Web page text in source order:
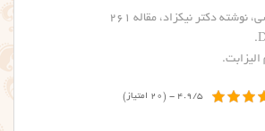
نوشته دکتر نیکزاد، مقاله ۲۶۱
.
.
4.9/5 - (20 امتیاز)